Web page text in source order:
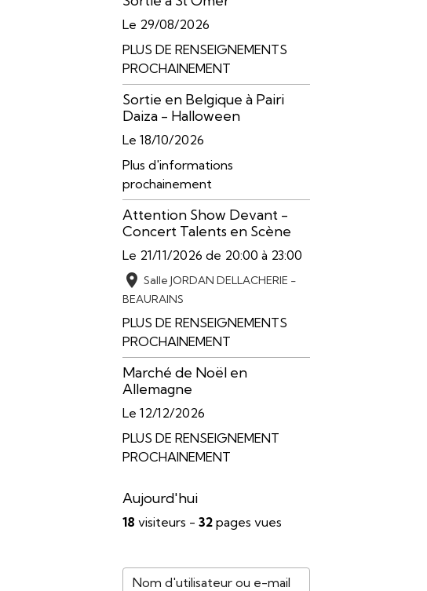
Le 29/08/2026
PLUS DE RENSEIGNEMENTS
PROCHAINEMENT
Sortie en Belgique à Pairi
Daiza - Halloween
Le 18/10/2026
Plus d'informations
prochainement
Attention Show Devant -
Concert Talents en Scène
Le 21/11/2026 de 20:00 à 23:00
Salle JORDAN DELLACHERIE -
BEAURAINS
PLUS DE RENSEIGNEMENTS
PROCHAINEMENT
Marché de Noël en
Allemagne
Le 12/12/2026
PLUS DE RENSEIGNEMENT
PROCHAINEMENT
Aujourd'hui
18 visiteurs - 32pages vues